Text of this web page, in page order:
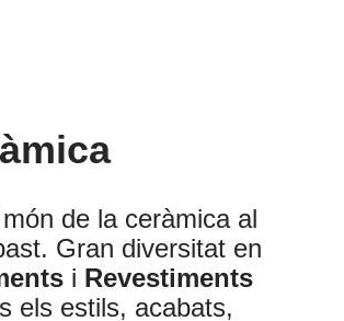
de la ceràmica al
Gran diversitat en
i Revestiments
els estils, acabats,